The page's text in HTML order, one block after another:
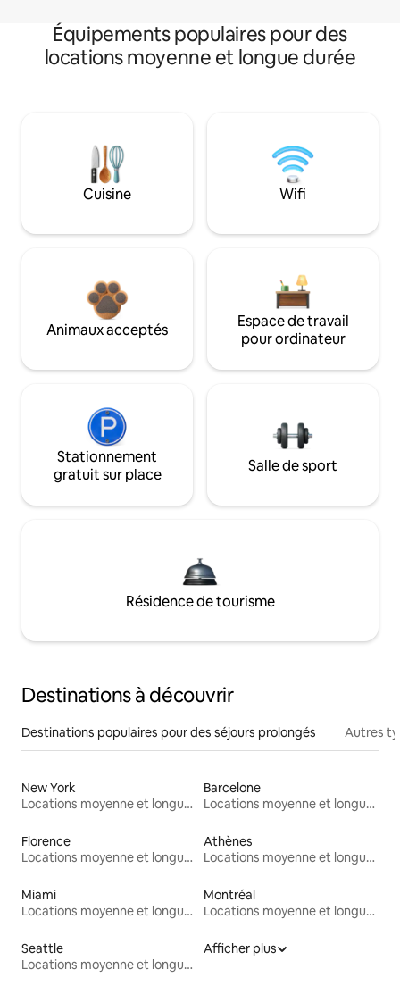
Équipements populaires pour des
locations moyenne et longue durée
Cuisine Wifi
Animaux acceptés
Espace de travail
pour ordinateur
Stationnement
gratuit sur place
Salle de sport
Résidence de tourisme
Destinations à découvrir
Destinations populaires pour des séjours prolongés Autres
New York
Locations moyenne et longue durée
Barcelone
Locations moyenne et longue durée
Florence
Locations moyenne et longue durée
Athènes
Locations moyenne et longue durée
Miami
Locations moyenne et longue durée
Montréal
Locations moyenne et longue durée
Seattle
Locations moyenne et longue durée
Afficher plus